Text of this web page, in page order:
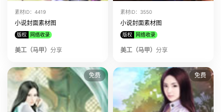
素材ID：4419
小说封面素材图
版权 网络收录
美工（马甲） 分享
素材ID：3550
小说封面素材图
版权 网络收录
美工（马甲） 分享
免费 免费